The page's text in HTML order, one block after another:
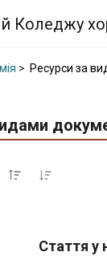
> Ресурси за
Стаття у